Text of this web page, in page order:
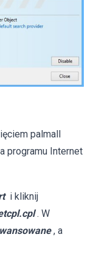
palmall
programu Internet
i kliknij
. W
, a